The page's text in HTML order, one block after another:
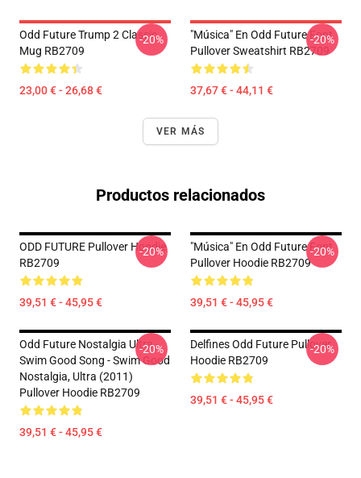
Odd Future Trump 2 Classic
Mug RB2709
23,00 € - 26,68 €
-20%
"Música" En Odd Future Font
Pullover Sweatshirt RB2709
37,67 € - 44,11 €
-20%
VER MÁS
Productos relacionados
ODD FUTURE Pullover Hoodie
RB2709
39,51 € - 45,95 €
-20%
"Música" En Odd Future Font
Pullover Hoodie RB2709
39,51 € - 45,95 €
-20%
Odd Future Nostalgia Ultra -
Swim Good Song - Swim Good
Nostalgia, Ultra (2011)
Pullover Hoodie RB2709
39,51 € - 45,95 €
-20%
Delfines Odd Future Pullover
Hoodie RB2709
39,51 € - 45,95 €
-20%